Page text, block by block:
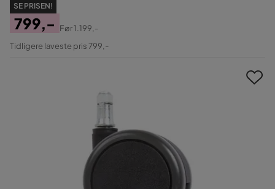
SE PRISEN!
Pris
799,-
Original
Før1.199,-
Tidligere laveste pris 799,-